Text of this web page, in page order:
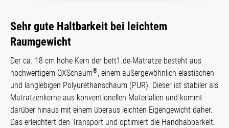
Sehr gute Haltbarkeit bei leichtem
Raumgewicht
Der ca. 18 cm hohe Kern der bett1.de-Matratze besteht aus
hochwertigem QXSchaum®, einem außergewöhnlich elastischen
und langlebigen Polyurethanschaum (PUR). Dieser ist stabiler als
Matratzenkerne aus konventionellen Materialien und kommt
darüber hinaus mit einem überaus leichten Eigengewicht daher.
Das erleichtert den Transport und optimiert die Handhabbarkeit.